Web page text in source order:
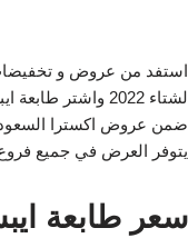
استفد من عروض و تخفيضات
لشتاء 2022 واشتر
ضمن عروض اكسترا
يتوفر العرض في جميع
سعر طابعة